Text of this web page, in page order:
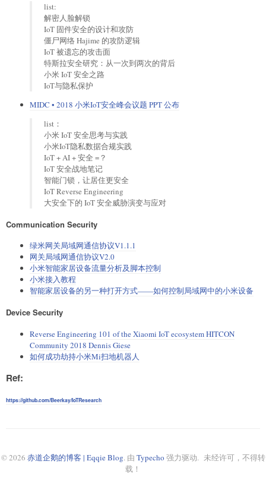
list:
解密人脸解锁
IoT 固件安全的设计和攻防
僵尸网络 Hajime 的攻防逻辑
IoT 被遗忘的攻击面
特斯拉安全研究：从一次到两次的背后
小米 IoT 安全之路
IoT与隐私保护
MIDC • 2018 小米IoT安全峰会议题 PPT 公布
list：
小米 IoT 安全思考与实践
小米IoT隐私数据合规实践
IoT + AI + 安全 =？
IoT 安全战地笔记
智能门锁，让居住更安全
IoT Reverse Engineering
大安全下的 IoT 安全威胁演变与应对
Communication Security
绿米网关局域网通信协议V1.1.1
网关局域网通信协议V2.0
小米智能家居设备流量分析及脚本控制
小米接入教程
智能家居设备的另一种打开方式——如何控制局域网中的小米设备
Device Security
Reverse Engineering 101 of the Xiaomi IoT ecosystem HITCON
Community 2018 Dennis Giese
如何成功劫持小米Mi扫地机器人
Ref:
https://github.com/Beerkay/IoTResearch
© 2026 赤道企鹅的博客 | Eqqie Blog. 由 Typecho 强力驱动. 未经许可，不得转
载！